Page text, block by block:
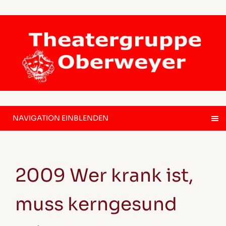
NAVIGATION EINBLENDEN
2009 Wer krank ist,
muss kerngesund